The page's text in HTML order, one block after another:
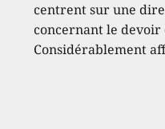
centrent sur une
concernant le devoir
Considérablement